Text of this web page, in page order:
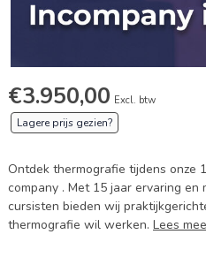
€3.950,00 Excl. btw
Lagere prijs gezien?
Ontdek thermografie tijdens onze
company . Met 15 jaar ervaring en
cursisten bieden wij
thermografie wil werken. Lees